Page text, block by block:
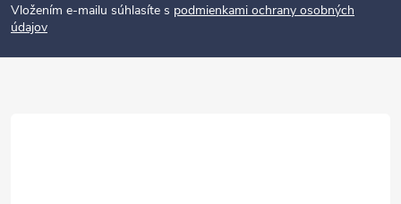
t
Vložením e-mailu súhlasíte s podmienkami ochrany osobných
údajov